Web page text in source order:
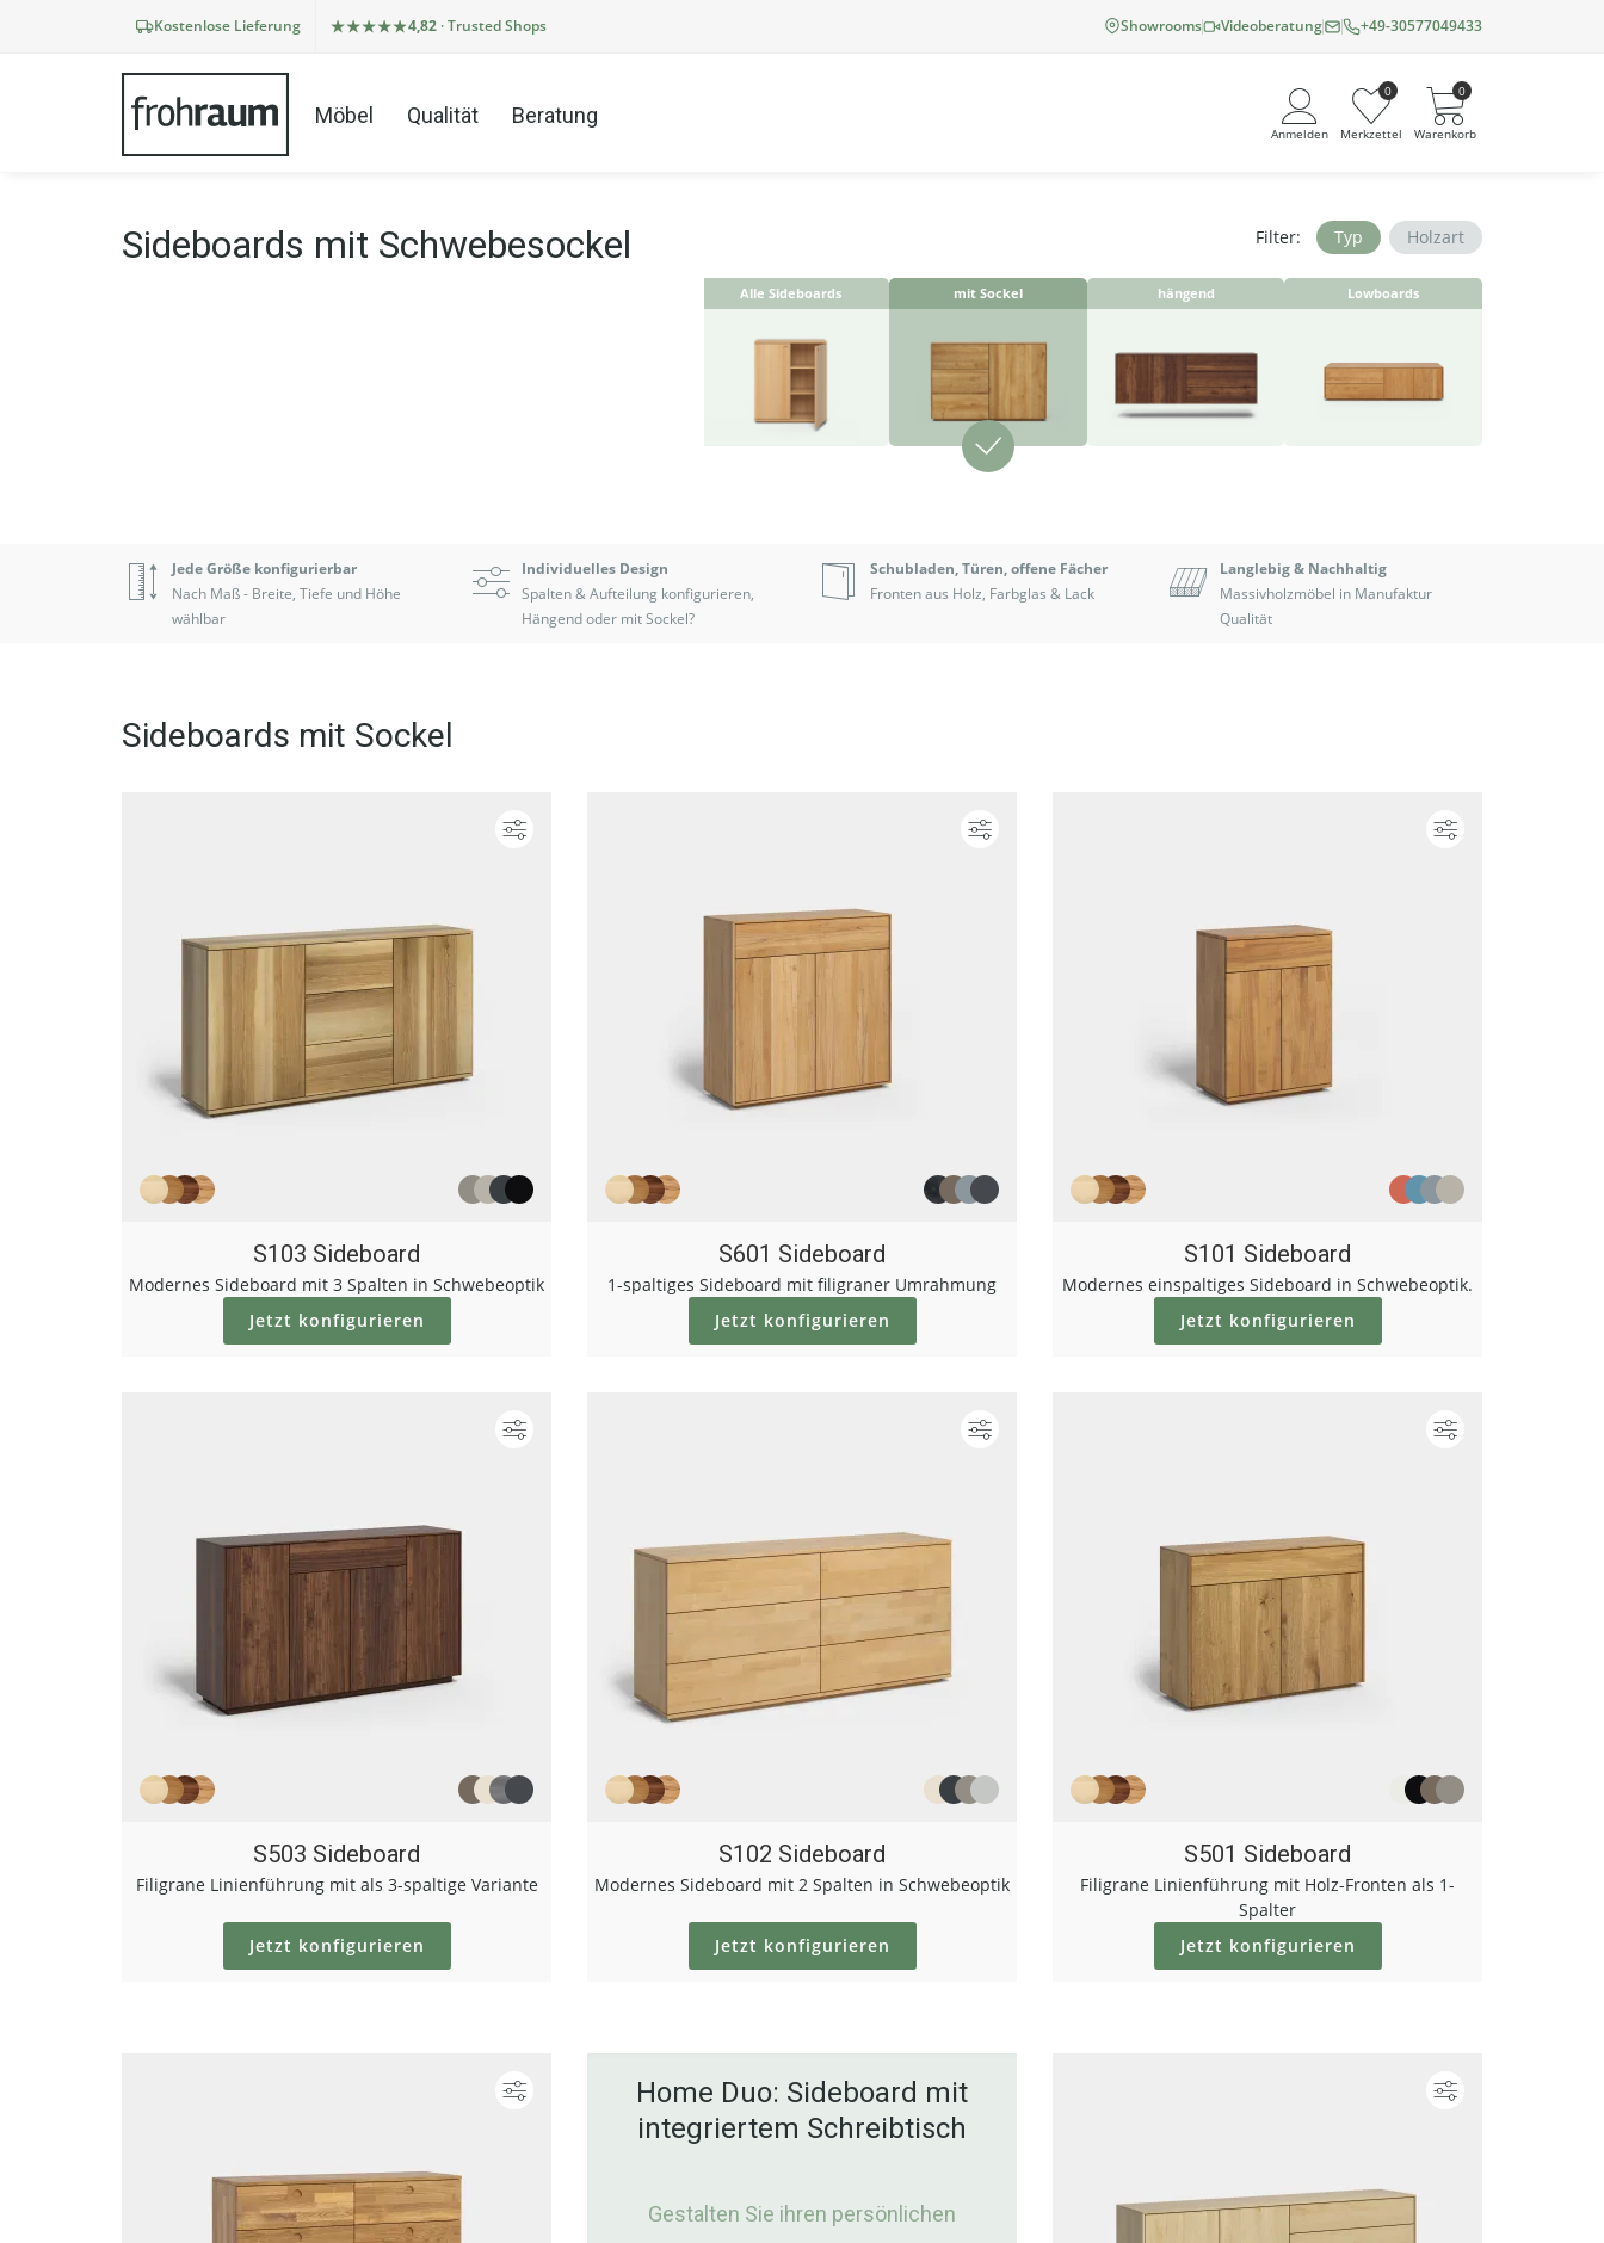
Kostenlose Lieferung 4,82 · Trusted Shops Showrooms Videoberatung +49-30577049433
Möbel Qualität Beratung
Anmelden
Angemeldet bleiben
Passwort vergessen?
0
Merkzettel
0
Warenkorb
Sideboards mit Schwebesockel Filter: Typ Holzart
Alle Sideboards mit Sockel hängend Lowboards
Jede Größe konfigurierbar
Nach Maß - Breite, Tiefe und Höhe
wählbar
Individuelles Design
Spalten & Aufteilung konfigurieren,
Hängend oder mit Sockel?
Schubladen, Türen, offene Fächer
Fronten aus Holz, Farbglas & Lack
Langlebig & Nachhaltig
Massivholzmöbel in Manufaktur
Qualität
Sideboards mit Sockel
S103 Sideboard
Modernes Sideboard mit 3 Spalten in Schwebeoptik
Jetzt konfigurieren
S601 Sideboard
1-spaltiges Sideboard mit filigraner Umrahmung
Jetzt konfigurieren
S101 Sideboard
Modernes einspaltiges Sideboard in Schwebeoptik.
Jetzt konfigurieren
S503 Sideboard
Filigrane Linienführung mit als 3-spaltige Variante
Jetzt konfigurieren
S102 Sideboard
Modernes Sideboard mit 2 Spalten in Schwebeoptik
Jetzt konfigurieren
S501 Sideboard
Filigrane Linienführung mit Holz-Fronten als 1-
Spalter
Jetzt konfigurieren
Home Duo: Sideboard mit
integriertem Schreibtisch
Gestalten Sie ihren persönlichen